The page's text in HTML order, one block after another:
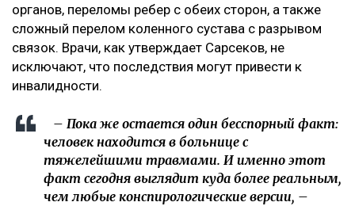
органов, переломы ребер с обеих сторон, а также
сложный перелом коленного сустава с разрывом
связок. Врачи, как утверждает Сарсеков, не
исключают, что последствия могут привести к
инвалидности.
– Пока же остается один бесспорный факт:
человек находится в больнице с
тяжелейшими травмами. И именно этот
факт сегодня выглядит куда более реальным,
чем любые конспирологические версии, –